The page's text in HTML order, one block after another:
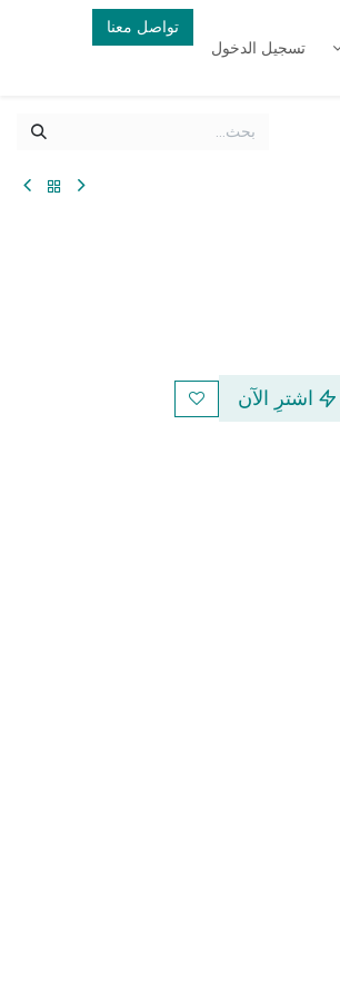
تسجيل الدخول
تواصل معنا
اشترِ الآن